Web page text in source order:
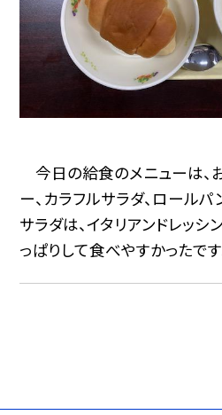
今日の給食のメニューは、
ー、カラフルサラダ、ロールパ
サラダは、イタリアンドレッ
っぱりして食べやすかったです